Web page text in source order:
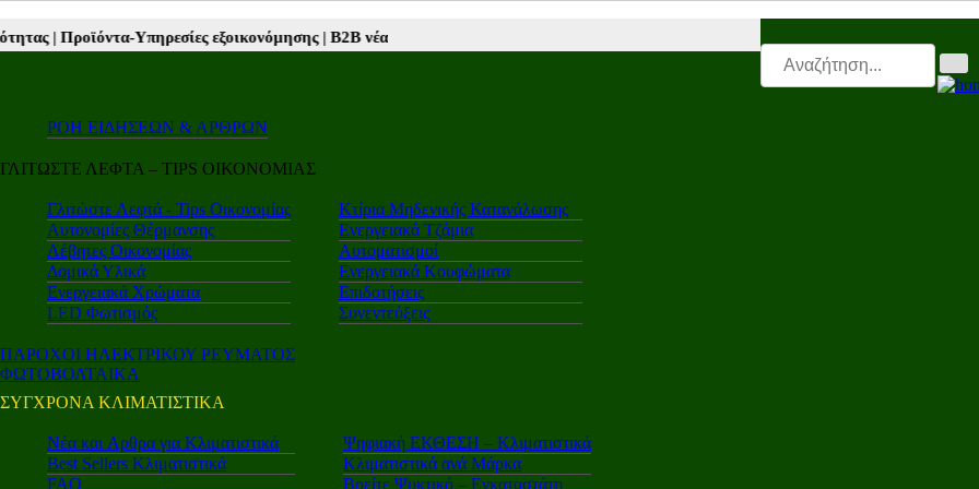
Υπηρεσίες εξοικονόμησης |Β2Β νέα |Autotriti.gr |Mototriti.gr |
ΡΟΗ ΕΙΔΗΣΕΩΝ & ΑΡΘΡΩΝ
ΓΛΙΤΩΣΤΕ ΛΕΦΤΑ – TIPS ΟΙΚΟΝΟΜΙΑΣ
Γλιτώστε Λεφτά - Tips Οικονομίας
Αυτονομίες Θέρμανσης
Λέβητες Οικονομίας
Δομικά Υλικά
Ενεργειακά Χρώματα
LED Φωτισμός
Κτίρια Μηδενικής Κατανάλωσης
Ενεργειακά Τζάμια
Αυτοματισμοί
Ενεργειακά Κουφώματα
Επιδοτήσεις
Συνεντεύξεις
ΠΑΡΟΧΟΙ ΗΛΕΚΤΡΙΚΟΥ ΡΕΥΜΑΤΟΣ
ΦΩΤΟΒΟΛΤΑΙΚΑ
ΣΥΓΧΡΟΝΑ ΚΛΙΜΑΤΙΣΤΙΚΑ
Νέα και Aρθρα για Κλιματιστικά
Best Sellers Κλιματιστικά
FAQ
Ψηφιακή ΕΚΘΕΣΗ – Κλιματιστικά
Κλιματιστικά ανά Μάρκα
Βρείτε Ψυκτικό – Εγκαταστάτη